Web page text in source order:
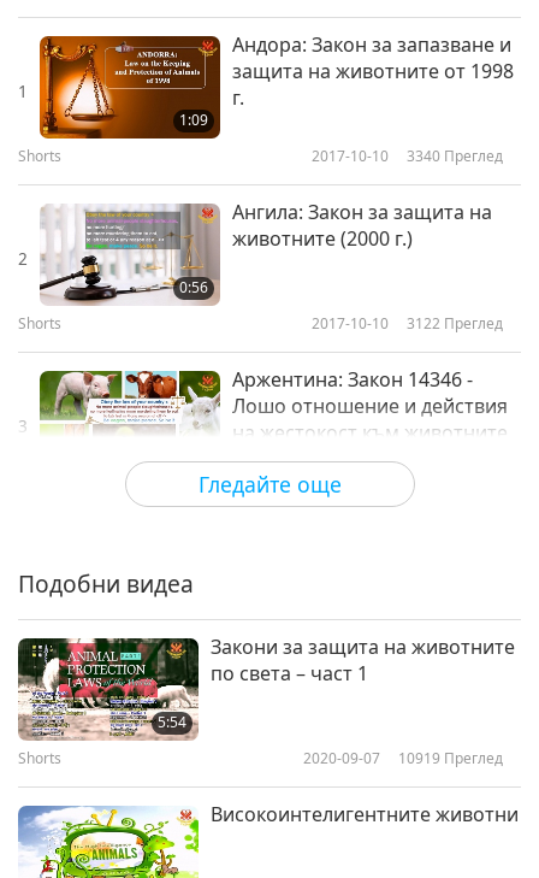
Гледайте още
1
1:09
Андора: Закон за запазване и
защита на животните от 1998
г.
Shorts 2017-10-10 3340 Преглед
2
0:56
Ангила: Закон за защита на
животните (2000 г.)
Shorts 2017-10-10 3122 Преглед
3
Аржентина: Закон 14346 -
Лошо отношение и действия
на жестокост към животните
2017-10-10 3342
4
1:08
Shorts 2017-10-10 3452Преглед
5
1:27
Shorts 2017-10-10 3258Преглед
Подобни видеа
5:54
Закони за защита на животните
по света – част 1
Shorts 2020-09-07 10919 Преглед
Високоинтелигентните животни